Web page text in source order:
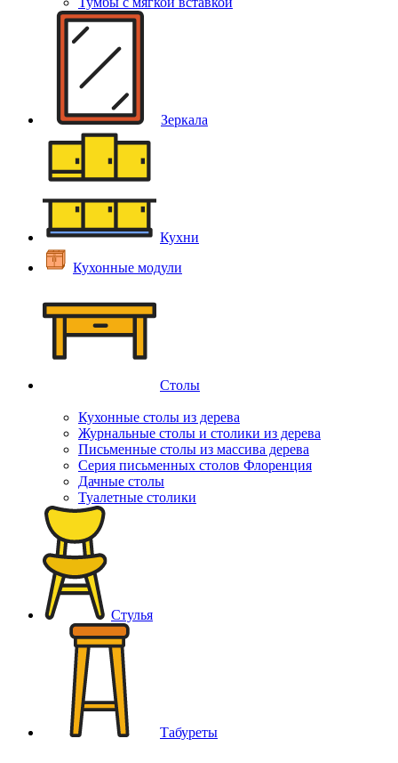
Зеркала
Кухни
Кухонные модули
Столы
Кухонные столы из дерева
Журнальные столы и столики из дерева
Письменные столы из массива дерева
Серия письменных столов Флоренция
Дачные столы
Туалетные столики
Стулья
Табуреты